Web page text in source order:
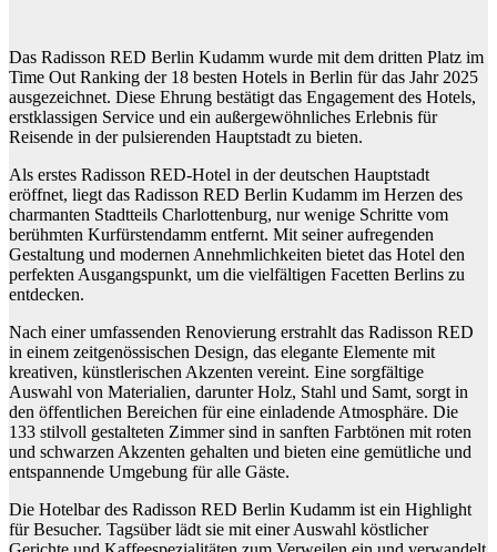
Das Radisson RED Berlin Kudamm wurde mit dem dritten Platz im
Time Out Ranking der 18 besten Hotels in Berlin für das Jahr 2025
ausgezeichnet. Diese Ehrung bestätigt das Engagement des Hotels,
erstklassigen Service und ein außergewöhnliches Erlebnis für
Reisende in der pulsierenden Hauptstadt zu bieten.
Als erstes Radisson RED-Hotel in der deutschen Hauptstadt
eröffnet, liegt das Radisson RED Berlin Kudamm im Herzen des
charmanten Stadtteils Charlottenburg, nur wenige Schritte vom
berühmten Kurfürstendamm entfernt. Mit seiner aufregenden
Gestaltung und modernen Annehmlichkeiten bietet das Hotel den
perfekten Ausgangspunkt, um die vielfältigen Facetten Berlins zu
entdecken.
Nach einer umfassenden Renovierung erstrahlt das Radisson RED
in einem zeitgenössischen Design, das elegante Elemente mit
kreativen, künstlerischen Akzenten vereint. Eine sorgfältige
Auswahl von Materialien, darunter Holz, Stahl und Samt, sorgt in
den öffentlichen Bereichen für eine einladende Atmosphäre. Die
133 stilvoll gestalteten Zimmer sind in sanften Farbtönen mit roten
und schwarzen Akzenten gehalten und bieten eine gemütliche und
entspannende Umgebung für alle Gäste.
Die Hotelbar des Radisson RED Berlin Kudamm ist ein Highlight
für Besucher. Tagsüber lädt sie mit einer Auswahl köstlicher